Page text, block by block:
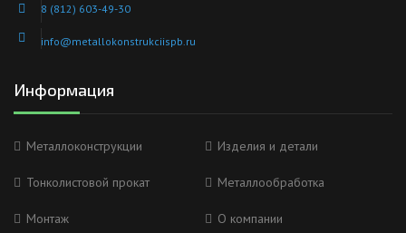
8 (812) 603-49-30
info@metallokonstrukciispb.ru
Информация
Металлоконструкции Изделия и детали
Тонколистовой прокат Металлообработка
Монтаж О компании